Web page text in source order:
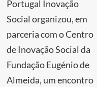
Portugal Inovação
Social organizou, em
parceria com o Centro
de Inovação Social da
Fundação Eugénio de
Almeida, um encontro